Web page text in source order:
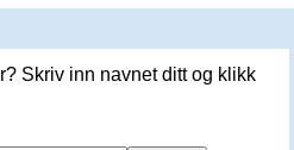
Skriv inn navnet ditt og klikk